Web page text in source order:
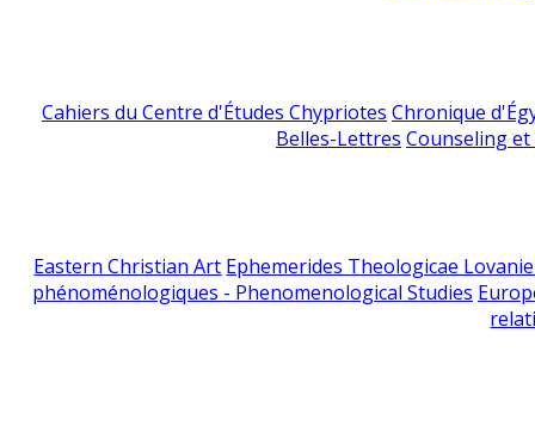
Cahiers du Centre d'Études Chypriotes Chronique
Belles-Lettres Counseling
Eastern Christian Art Ephemerides Theologicae
phénoménologiques - Phenomenological Studies